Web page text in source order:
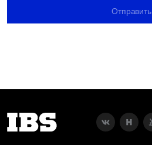
Отправить